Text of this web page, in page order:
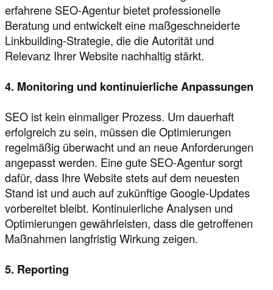
erfahrene SEO-Agentur bietet professionelle
Beratung und entwickelt eine maßgeschneiderte
Linkbuilding-Strategie, die die Autorität und
Relevanz Ihrer Website nachhaltig stärkt.
4. Monitoring und kontinuierliche Anpassungen
SEO ist kein einmaliger Prozess. Um dauerhaft
erfolgreich zu sein, müssen die Optimierungen
regelmäßig überwacht und an neue Anforderungen
angepasst werden. Eine gute SEO-Agentur sorgt
dafür, dass Ihre Website stets auf dem neuesten
Stand ist und auch auf zukünftige Google-Updates
vorbereitet bleibt. Kontinuierliche Analysen und
Optimierungen gewährleisten, dass die getroffenen
Maßnahmen langfristig Wirkung zeigen.
5. Reporting